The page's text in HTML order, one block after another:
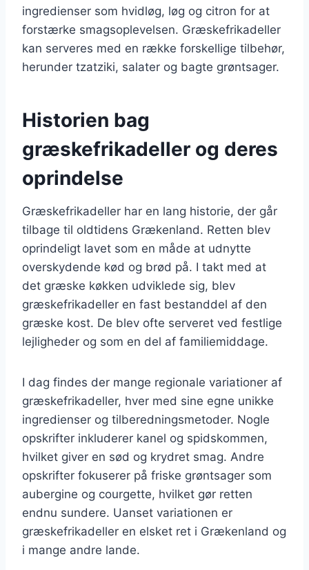
ingredienser som hvidløg, løg og citron for at
forstærke smagsoplevelsen. Græskefrikadeller
kan serveres med en række forskellige tilbehør,
herunder tzatziki, salater og bagte grøntsager.
Historien bag
græskefrikadeller og deres
oprindelse
Græskefrikadeller har en lang historie, der går
tilbage til oldtidens Grækenland. Retten blev
oprindeligt lavet som en måde at udnytte
overskydende kød og brød på. I takt med at
det græske køkken udviklede sig, blev
græskefrikadeller en fast bestanddel af den
græske kost. De blev ofte serveret ved festlige
lejligheder og som en del af familiemiddage.
I dag findes der mange regionale variationer af
græskefrikadeller, hver med sine egne unikke
ingredienser og tilberedningsmetoder. Nogle
opskrifter inkluderer kanel og spidskommen,
hvilket giver en sød og krydret smag. Andre
opskrifter fokuserer på friske grøntsager som
aubergine og courgette, hvilket gør retten
endnu sundere. Uanset variationen er
græskefrikadeller en elsket ret i Grækenland og
i mange andre lande.